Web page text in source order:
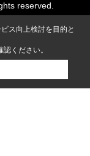
reserved.
ス向上検討を目的と
認ください。